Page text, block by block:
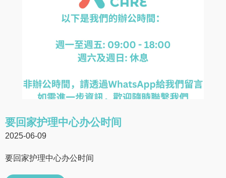
要回家护理中心办公时间
2025-06-09
要回家护理中心办公时间